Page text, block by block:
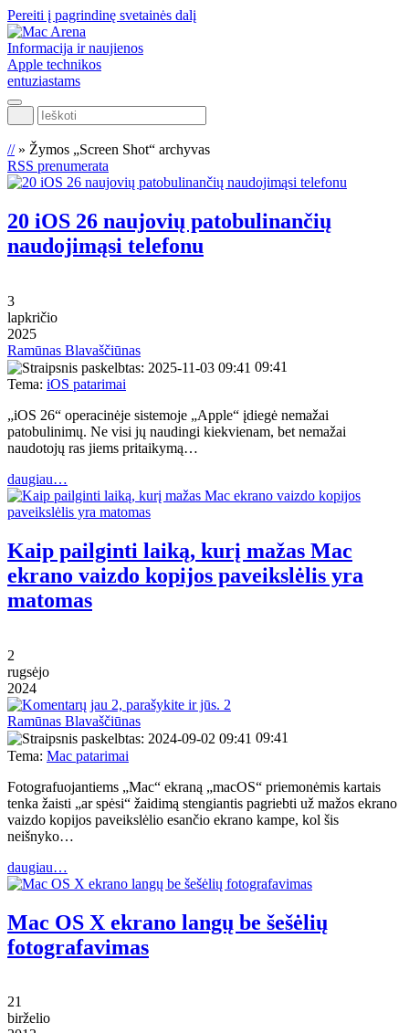
Pereiti į pagrindinę svetainės dalį
Informacija ir naujienos
Apple technikos
entuziastams
Ieškoti
//» Žymos „Screen Shot“ archyvas
RSS prenumerata
20 iOS 26 naujovių patobulinančių
naudojimąsi telefonu
3
lapkričio
2025
Ramūnas Blavaščiūnas
09:41
Tema: iOS patarimai
„iOS 26“ operacinėje sistemoje „Apple“ įdiegė nemažai
patobulinimų. Ne visi jų naudingi kiekvienam, bet nemažai
naudotojų ras jiems pritaikymą…
daugiau…
Kaip pailginti laiką, kurį mažas Mac
ekrano vaizdo kopijos paveikslėlis yra
matomas
2
rugsėjo
2024
2
Ramūnas Blavaščiūnas
09:41
Tema: Mac patarimai
Fotografuojantiems „Mac“ ekraną „macOS“ priemonėmis kartais
tenka žaisti „ar spėsi“ žaidimą stengiantis pagriebti už mažos ekrano
vaizdo kopijos paveikslėlio esančio ekrano kampe, kol šis
neišnyko…
daugiau…
Mac OS X ekrano langų be šešėlių
fotografavimas
21
birželio